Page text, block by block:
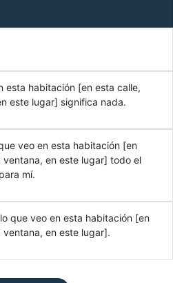
esta habitación [en esta calle,
este lugar] significa nada.
veo en esta habitación [en
en este lugar] todo el
mí.
que veo en esta habitación [en
en este lugar].